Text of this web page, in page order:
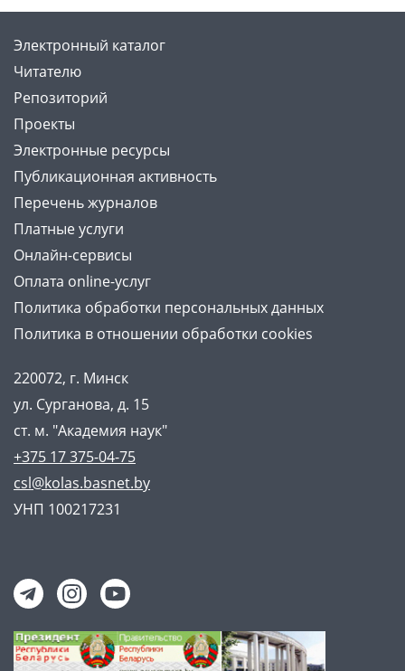
Электронный каталог
Читателю
Репозиторий
Проекты
Электронные ресурсы
Публикационная активность
Перечень журналов
Платные услуги
Онлайн-сервисы
Оплата online-услуг
Политика обработки персональных данных
Политика в отношении обработки cookies
220072, г. Минск
ул. Сурганова, д. 15
ст. м. "Академия наук"
+375 17 375-04-75
csl@kolas.basnet.by
УНП 100217231